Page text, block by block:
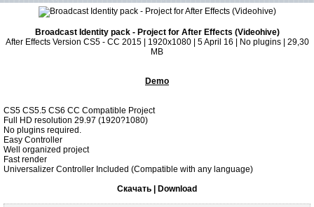
Broadcast Identity pack - Project for After Effects (Videohive)
After Effects Version CS5 - CC 2015 | 1920x1080 | 5 April 16 | No plugins | 29,30
MB
Demo
CS5 CS5.5 CS6 CC Compatible Project
Full HD resolution 29.97 (1920?1080)
No plugins required.
Easy Controller
Well organized project
Fast render
Universalizer Controller Included (Compatible with any language)
Скачать | Download